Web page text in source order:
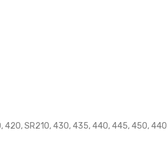
420, SR210, 430, 435, 440, 445, 450,